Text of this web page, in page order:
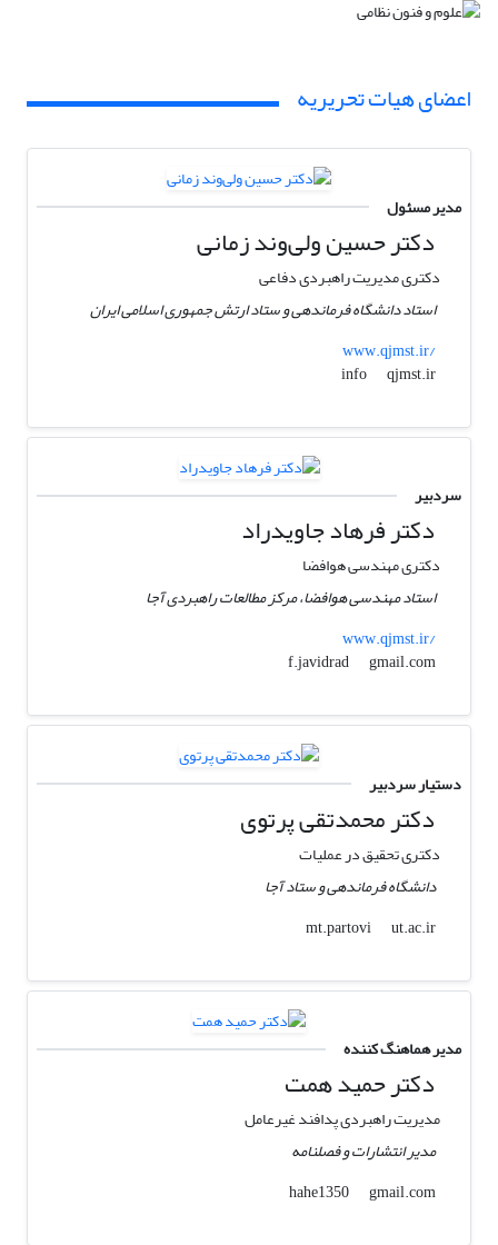
اعضای هیات تحریریه
مدیر مسئول
دکتر حسین ولی‌وند زمانی
دکتری مدیریت راهبردی دفاعی
استاد دانشگاه فرماندهی و ستاد ارتش جمهوری اسلامی ایران
www.qjmst.ir/
info
qjmst.ir
سردبیر
دکتر فرهاد جاویدراد
دکتری مهندسی هوافضا
استاد مهندسی هوافضا، مرکز مطالعات راهبردی آجا
www.qjmst.ir/
f.javidrad
gmail.com
دستیار سردبیر
دکتر محمدتقی پرتوی
دکتری تحقیق در عملیات
دانشگاه فرماندهی و ستاد آجا
mt.partovi
ut.ac.ir
مدیر هماهنگ کننده
دکتر حمید همت
مدیریت راهبردی پدافند غیرعامل
مدیر انتشارات و فصلنامه
hahe1350
gmail.com